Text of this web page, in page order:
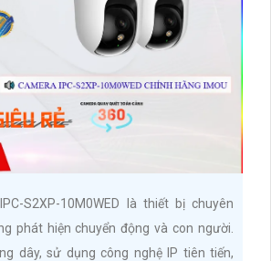
S2XP-10M0WED là thiết bị chuyên
phát hiện chuyển động và con người.
dây, sử dụng công nghệ IP tiên tiến,